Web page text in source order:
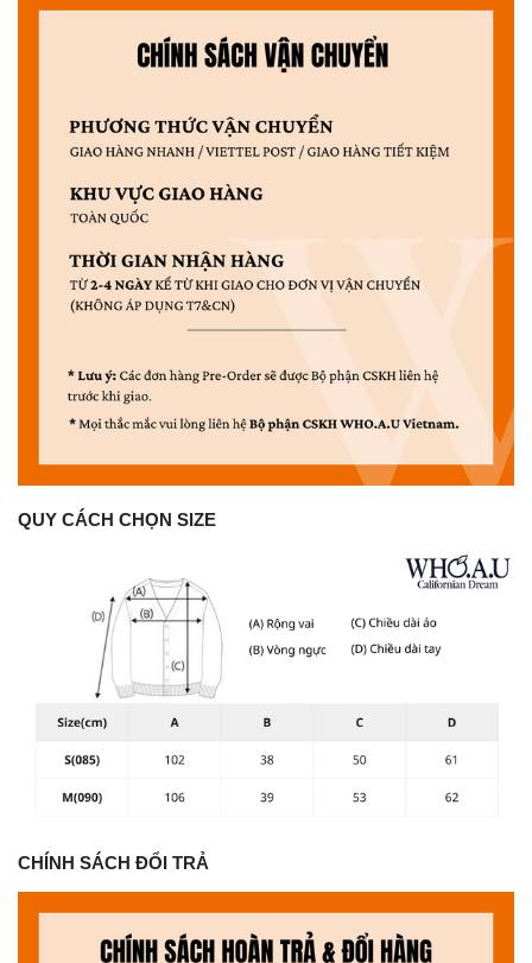
QUY CÁCH CHỌN SIZE
CHÍNH SÁCH ĐỔI TRẢ